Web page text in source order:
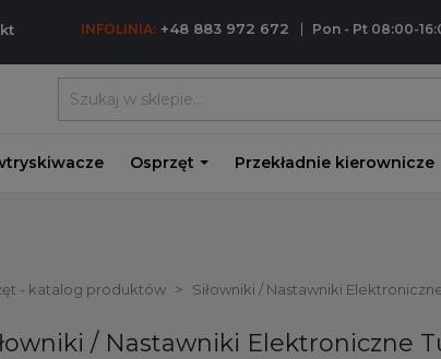
INFOLINIA: +48 883 972 672 Pon - Pt 08:00-
Osprzęt Przekładnie kierownicze
- katalog produktów Siłowniki / Nastawniki
/ Nastawniki Elektroniczne